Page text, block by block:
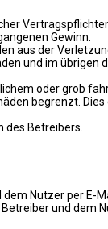
Gewinn.
aus der
und im übrigen
oder grob
begrenzt.
des Betreibers.
Nutzer per E-
und